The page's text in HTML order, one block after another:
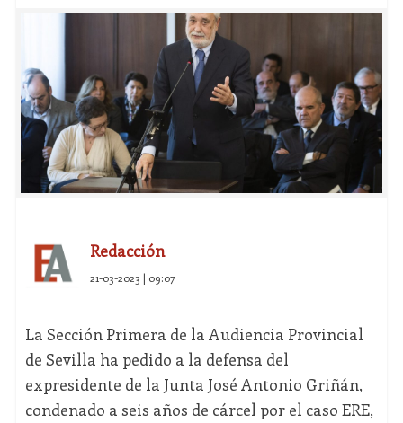
Redacción
21-03-2023 | 09:07
La Sección Primera de la Audiencia Provincial
de Sevilla ha pedido a la defensa del
expresidente de la Junta José Antonio Griñán,
condenado a seis años de cárcel por el caso ERE,